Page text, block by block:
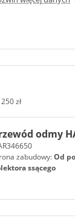
zł
odmy
zabudowy:Od
ssącego